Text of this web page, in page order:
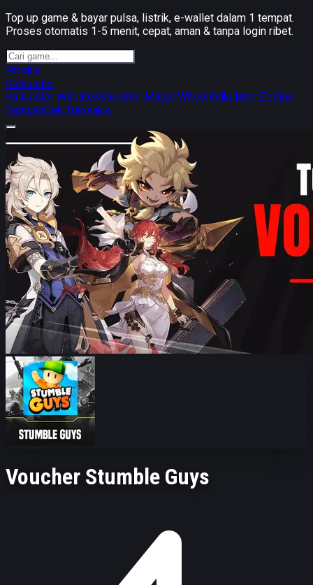
Top up game & bayar pulsa, listrik, e-wallet dalam 1 tempat.
Proses otomatis 1-5 menit, cepat, aman & tanpa login ribet.
Produk
Kalkulator
Kalkulator WinrateKalkulator Magic WheelKalkulator Zodiac
BantuanCek Transaksi
Voucher Stumble Guys